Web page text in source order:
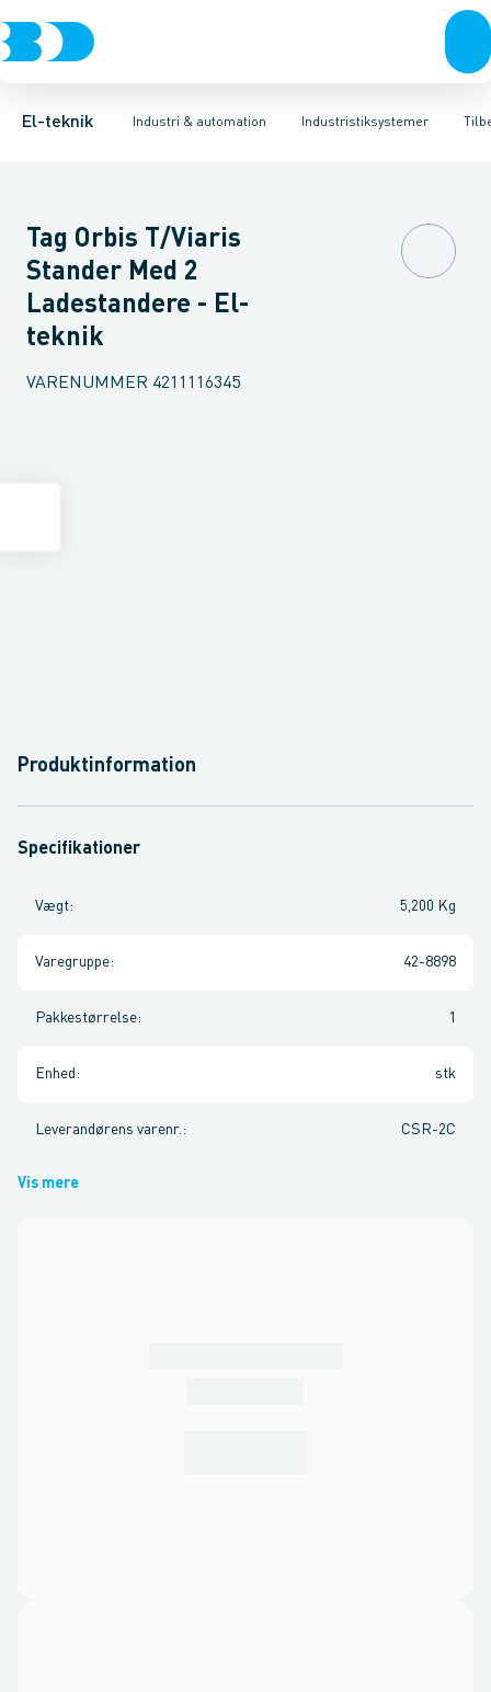
El-teknik Industri & automation
Afbrydere, stikkontakter & lampeudtagForgreningsmateriel
Industristiksystemer
Industristiksystemer Frekvensomformere og softstartere
CEE udtag CEE stikprop for indbygningCEE stikdåse for
Tag Orbis T/Viaris
Stander Med 2
Ladestandere - El-
teknik
VARENUMMER 4211116345
Produktinformation
Specifikationer
Vægt: 5,200 Kg
Varegruppe: 42-8898
Pakkestørrelse: 1
Enhed : stk
Leverandørens varenr. : CSR-2C
Vis mere